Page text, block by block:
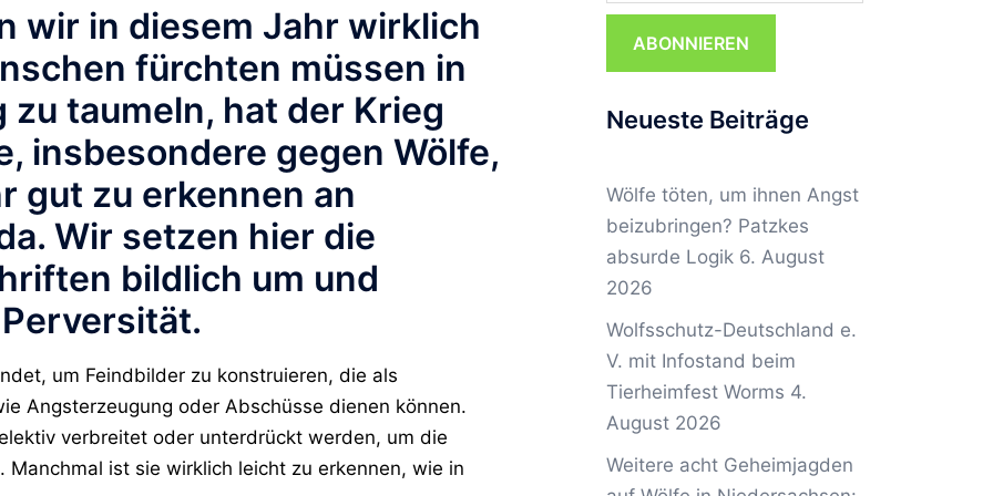
wir in diesem Jahr wirklich
fürchten müssen in
taumeln, hat der Krieg
insbesondere gegen Wölfe,
gut zu erkennen an
Wir setzen hier die
bildlich um und
um Feindbilder zu konstruieren, die als
Angsterzeugung oder Abschüsse dienen können.
verbreitet oder unterdrückt werden, um die
Manchmal ist sie wirklich leicht zu erkennen, wie in
ABONNIEREN
Neueste Beiträge
Wölfe töten, um ihnen Angst
beizubringen? Patzkes
absurde Logik 6. August
2026
Wolfsschutz-Deutschland e.
V. mit Infostand beim
Tierheimfest Worms 4.
August 2026
Weitere acht Geheimjagden